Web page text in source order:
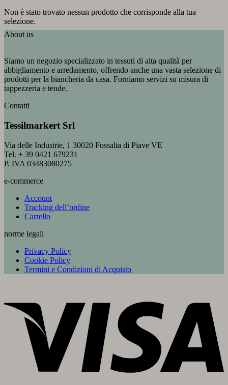
Non è stato trovato nessun prodotto che corrisponde alla tua
selezione.
About us
Siamo un negozio specializzato in tessuti di alta qualità per
abbigliamento e arredamento, offrendo anche una vasta selezione di
prodotti per la biancheria da casa. Forniamo servizi su misura di
tappezzeria e tende.
Contatti
Tessilmarkert Srl
Via delle Industrie, 1 30020 Fossalta di Piave VE
Tel. + 39 0421 679231
P. IVA 03483080275
e-commerce
Account
Tracking dell’ordine
Carrello
norme legali
Privacy Policy
Cookie Policy
Termini e Condizioni di Acquisto